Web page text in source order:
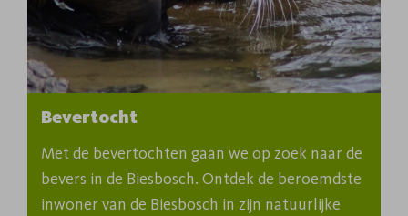
Bevertocht
Met de bevertochten gaan we op zoek naar de
bevers in de Biesbosch. Ontdek de beroemdste
inwoner van de Biesbosch in zijn natuurlijke